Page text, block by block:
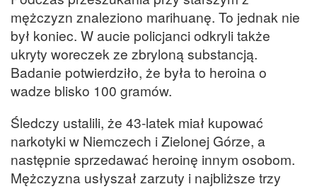
mężczyzn znaleziono marihuanę. To jednak nie
był koniec. W aucie policjanci odkryli także
ukryty woreczek ze zbryloną substancją.
Badanie potwierdziło, że była to heroina o
wadze blisko 100 gramów.
Śledczy ustalili, że 43-latek miał kupować
narkotyki w Niemczech i Zielonej Górze, a
następnie sprzedawać heroinę innym osobom.
Mężczyzna usłyszał zarzuty i najbliższe trzy